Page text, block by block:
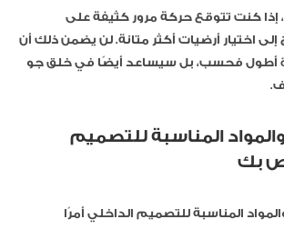
إذا كنت تتوقع حركة مرور كثيفة على
إلى اختيار أرضيات أكثر متانة. لن يضمن ذلك أن
أطول فحسب، بل سيساعد أيضًا في خلق جو
والمواد المناسبة للتصميم
بك
المناسبة للتصميم الداخلي أمرًا